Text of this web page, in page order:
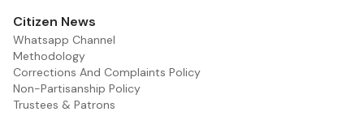
Citizen News
Whatsapp Channel
Methodology
Corrections And Complaints Policy
Non-Partisanship Policy
Trustees & Patrons